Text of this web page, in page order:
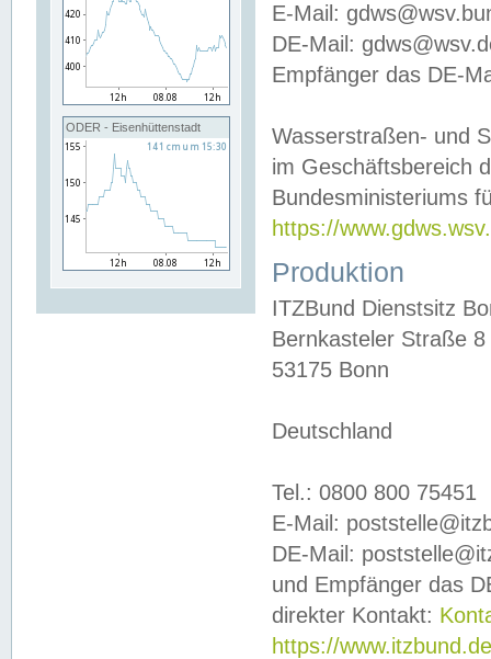
ODER - Eisenhüttenstadt
E-Mail:
DE-Mail:
Empfänger das DE-
Wasserstraßen- und
im Geschäftsbereich
Bundesministeriums
https://
Produktion
ITZBund Dienstsitz
Bernkasteler Straße 8
53175 Bonn
Deutschland
Tel.: 0800 800 75451
E-Mail:
DE-Mail:
und Empfänger das
direkter Kontakt:
https://